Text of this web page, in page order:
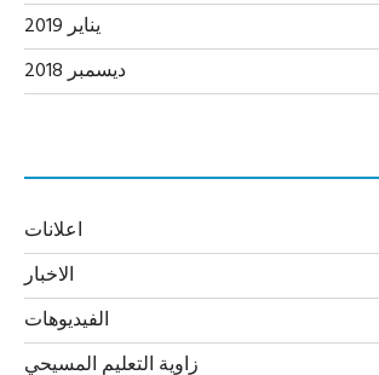
يناير 2019
ديسمبر 2018
اعلانات
الاخبار
الفيديوهات
زاوية التعليم المسيحي